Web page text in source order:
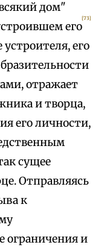
дом"
его
[73]
его
отражает
и творца,
его личности,
сущее
Отправляясь
к
ограничения и